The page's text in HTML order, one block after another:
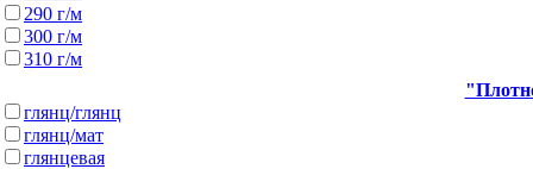
290 г/м
300 г/м
310 г/м
глянц/глянц
глянц/мат
глянцевая